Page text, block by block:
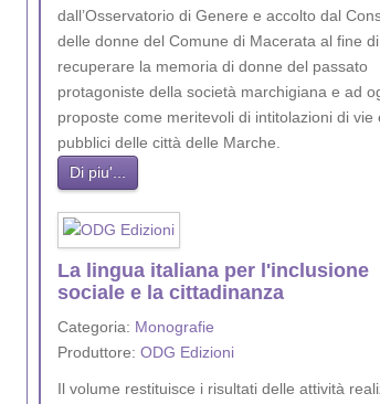
dall’Osservatorio di Genere e accolto dal
delle donne del Comune di Macerata al fine di
recuperare la memoria di donne del passato
protagoniste della società marchigiana e ad
proposte come meritevoli di intitolazioni di vie
pubblici delle città delle Marche.
Di piu'...
La lingua italiana per l'inclusione
sociale e la cittadinanza
Categoria: Monografie
Produttore: ODG Edizioni
Il volume restituisce i risultati delle attività